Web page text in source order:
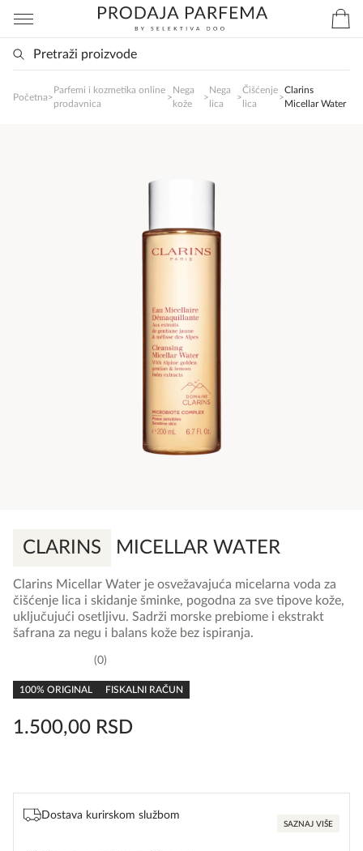
Početna>
Parfemi i kozmetika online
prodavnica
>
Nega
kože
>
Nega
lica
>
Čišćenje
lica
>
Clarins
Micellar Water
CLARINS MICELLAR WATER
rating
0
100% ORIGINAL FISKALNI RAČUN
1.500,00 RSD
Clarins Micellar Water je osvežavajuća micelarna voda za
čišćenje lica i skidanje šminke, pogodna za sve tipove kože,
uključujući osetljivu. Sadrži morske prebiome i ekstrakt
šafrana za negu i balans kože bez ispiranja.
Dostava kurirskom službom
SAZNAJ VIŠE
SlađanAi Asistent
poručite svoj omiljeni parfem danas ali i za